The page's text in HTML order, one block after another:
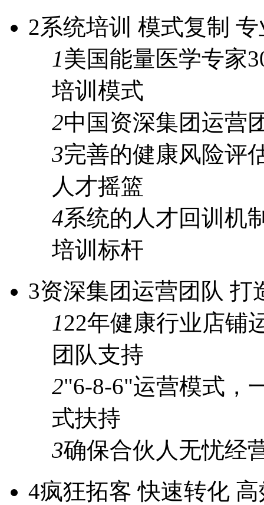
2系统培训 模式复制
1美国能量医学专家
培训模式
2中国资深集团运营
3完善的健康风险评
人才摇篮
4系统的人才回训机
培训标杆
3资深集团运营团队 打
122年健康行业店铺
团队支持
2"6-8-6"运营模式，
式扶持
3确保合伙人 无忧经
4疯狂拓客 快速转化